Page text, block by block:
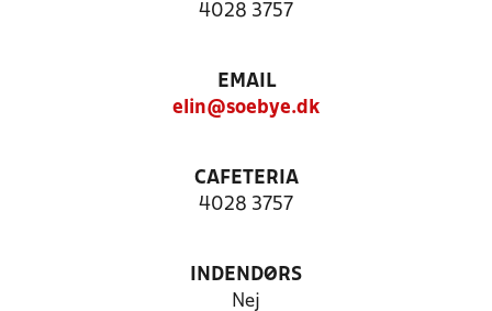
4028 3757
EMAIL
elin@soebye.dk
CAFETERIA
4028 3757
INDENDØRS
Nej